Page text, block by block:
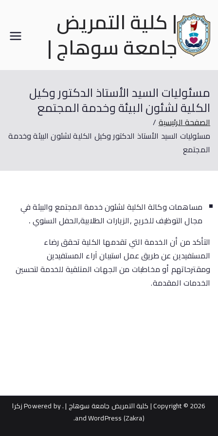
| كلية التمريض
جامعة سوهاج |
مسئوليات السيد الأستاذ الدكتور وكيل
الكلية لشئون البيئة وخدمة المجتمع
الصفحة الرئيسية
مسئوليات السيد الأستاذ الدكتور وكيل الكلية لشئون البيئة وخدمة
المجتمع
مساهمات وكالة الكلية لشئون خدمة المجتمع والبيئة في
مجال التوظيف للخريج ,الزيارات الطلابية,الحفل السنوي.
التأكد من أن الخدمة التي تقدمها الكلية تحقق رضاء
المستفيدين عن طريق عمل استبيان آراء المستفيدين
ومقترحاتهم أو مخاطبات من الجهات المتلقية للخدمة لتحسين
الخدمات المقدمة.
Copyright © 2026| كلية التمريض جامعة سوهاج |. Powered by
زكرا
(Zakra)
WordPress
.